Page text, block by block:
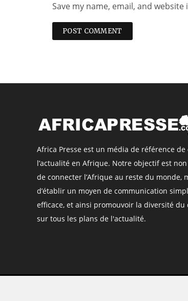
Save my name, email, and
Africa Presse est un média de référence
l’actualité en Afrique. Notre objectif est
de connecter l’Afrique au reste du monde,
d’établir un moyen de communication
efficace, et ainsi promouvoir la diversité du
sur tous les plans de l'actualité.